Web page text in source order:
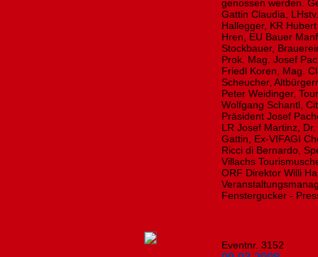
genossen werden.
Gattin Claudia,
Hallegger, KR
Hren, EU Bauer
Stockbauer,
Prok. Mag. Josef
Friedl Koren, Mag.
Scheucher,
Peter Weidinger,
Wolfgang Schantl,
Präsident Josef
LR Josef Martinz,
Gattin, Ex-VIFAGI
Ricci di Bernardo,
Villachs
ORF Direktor Willi
Fenstergucker -
Eventnr. 3152